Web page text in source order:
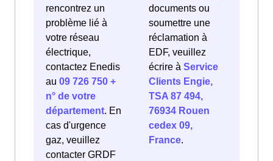
rencontrez un
problème lié à
votre réseau
électrique,
contactez Enedis
au 09 726 750 +
n° de votre
département. En
cas d'urgence
gaz, veuillez
contacter GRDF
documents ou
soumettre une
réclamation à
EDF, veuillez
écrire à Service
Clients Engie,
TSA 87 494,
76934 Rouen
cedex 09,
France.